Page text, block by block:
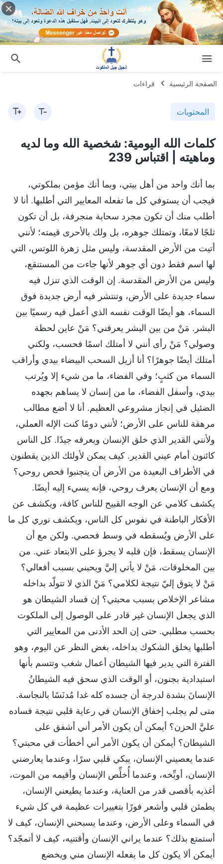
الصفحة الرئيسية قراءات
المحتويات
كلمات الله اليومية: شخصية الله وما لديه
وماهيته | اقتباس 239
بما أنك واحد من أهل بيتي، وبما أنك مؤمن بملكوتي،
فيجب أن يستوفي كل ما تفعله المعايير التي أطلبها. أنا لا
أطلب منك أن تكون مجرد سحابة منجرفة، بل أن تكون
ثلجًا لامعًا، وتمتلك جوهره، بل ولك بالأحرى قيمته؛ لأنني
أتيت من الأرض المقدسة، وليس مثل زهرة اللوتس، التي
لها اسم فقط دون أي جوهر لأنها جاءت من المستنقع،
وليس من الأرض المقدسة. إن الوقت الذي تنزل فيه
سماء جديدة على الأرض، وتنتشر فيه أرض جديدة فوق
السماء، هو أيضًا الوقت نفسه الذي أعمل فيه رسميًا بين
البشر. مَنْ من بين البشر يعرفني؟ مَنْ عاين لحظة
وصولي؟ مَنْ رأى أنني لا أمتلك اسمًا فحسب، ولكني
أمتلك أيضًا جوهرًا؟ أنا أزيل السحب البيضاء بيدي وأراقب
السماء من كثبٍ؛ وفي الفضاء، ما من شيء إلا ويُرتب
بيدي، وأسفل الفضاء، ما من إنسان لا يساهم بجهده
الضئيل في إنجاز مشروعي العظيم. أنا لا أضع مطالب
مرهقة للناس على الأرض؛ لأنني دومًا كنت الإله العملي،
ولأنني القدير الذي خلق الإنسان ويعرفه جيدًا. كل الناس
كائنون أمام عيني القدير. كيف يمكن لأولئك الذين يقطنون
في الأطراف البعيدة من الأرض أن يتجنبوا فحص روحي؟
ومع أن الإنسان يعرف روحي، فإنه يسيء إليه أيضًا.
يكشف كلامي عن الوجه القبيح للناس كافة، ويكشف عن
الأفكار الباطنة في نفوس كل الناس، ويكشف نوري كل ما
على الأرض ويُسقطه في وسط فحصي. ولكن مع أن
الإنسان يسقط، فإن قلبه لا يجرؤ على الابتعاد عني. من
بين المخلوقات، مَنْ لا يأتي إليَّ ويحبني بسبب أفعالي؟
مَنْ لا يتوق إليّ نتيجة لكلامي؟ مَنْ الذي لا تتولّد بداخله
مشاعر الإخلاص بسبب محبتي؟ إن فساد الشيطان هو
الذي يجعل الإنسان غير قادر على الوصول إلى الملكوت
بحسب مطلبي. حتى إن الحد الأدنى من المعايير التي
أطلبها يخلق الشكوك بداخله، بغض النظر عن اليوم، وهو
الفترة التي يدير فيها الشيطان أعمال شغب وتتسم بأنها
استبدادية بجنون، أو الوقت الذي سحق فيه الشيطانُ
الإنسانَ بشدة لدرجة أن جسده كله غدا مُدنَسًا بالنجاسة.
متى لم يجلب إخفاق الإنسان في رعاية قلبي نتيجة فساده
عليَّ الحزن؟ أيمكن أن يكون الأمر أني أشفق على
الشيطان؟ أيمكن أن يكون الأمر أني أخطأت في محبتي؟
عندما يعصيني الإنسان، يبكي قلبي سرًا، وعندما يعارضني
الإنسان، أوبِّخه، وعندما أُخلِّص الإنسان وأقيمه من الموت،
أغذيه بأقصى قدر من العناية، وعندما يطيعني الإنسان،
يطمئن قلبي وأشعر فورًا بتغييرات عظيمة في كل شيء
في السماء وعلى الأرض، وعندما يسبحني الإنسان، كيف لا
أستمتع بذلك؟ عندما يراني الإنسان وأقتنيه، كيف لا أتمجّد؟
أيمكن ألا يكون كل ما يفعله الإنسان مني ويخضع